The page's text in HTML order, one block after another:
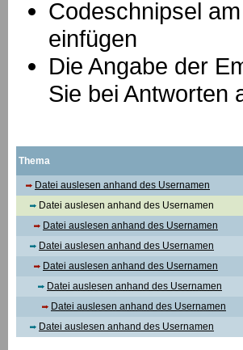
Codeschnipsel
einfügen
Die Angabe der
Sie bei Antworten
Thema
Datei auslesen anhand des Usernamen
Datei auslesen anhand des Usernamen
Datei auslesen anhand des Usernamen
Datei auslesen anhand des Usernamen
Datei auslesen anhand des Usernamen
Datei auslesen anhand des Usernamen
Datei auslesen anhand des Usernamen
Datei auslesen anhand des Usernamen